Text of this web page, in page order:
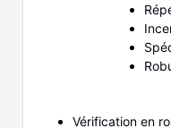
Vérification en